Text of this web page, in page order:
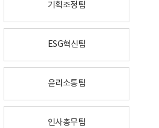
기획조정팀
ESG혁신팀
윤리소통팀
인사총무팀